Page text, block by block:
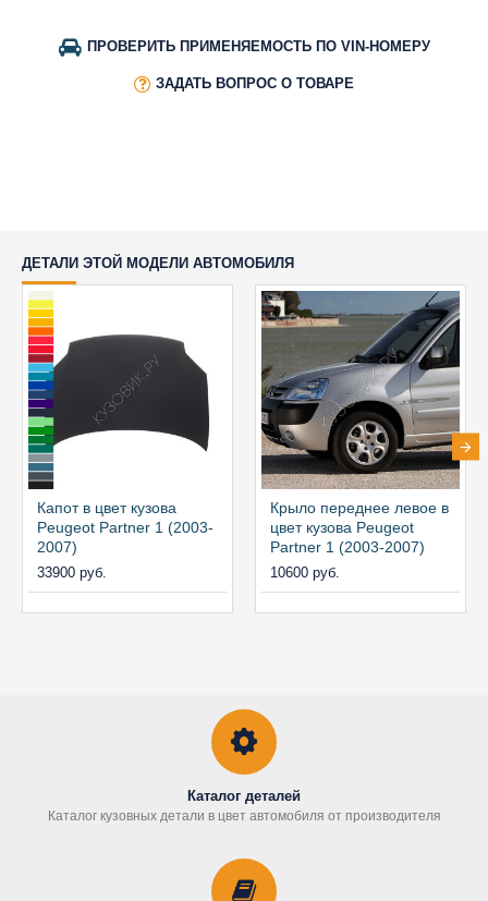
ПРОВЕРИТЬ ПРИМЕНЯЕМОСТЬ ПО VIN-НОМЕРУ
ЗАДАТЬ ВОПРОС О ТОВАРЕ
ДЕТАЛИ ЭТОЙ МОДЕЛИ АВТОМОБИЛЯ
Капот в цвет кузова
Peugeot Partner 1 (2003-
2007)
33900 руб.
Крыло переднее левое в
цвет кузова Peugeot
Partner 1 (2003-2007)
10600 руб.
Каталог деталей
Каталог кузовных детали в цвет автомобиля от производителя